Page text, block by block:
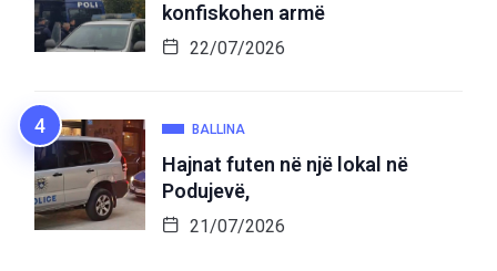
konfiskohen armë
22/07/2026
BALLINA
Hajnat futen në një lokal në
Podujevë,
21/07/2026